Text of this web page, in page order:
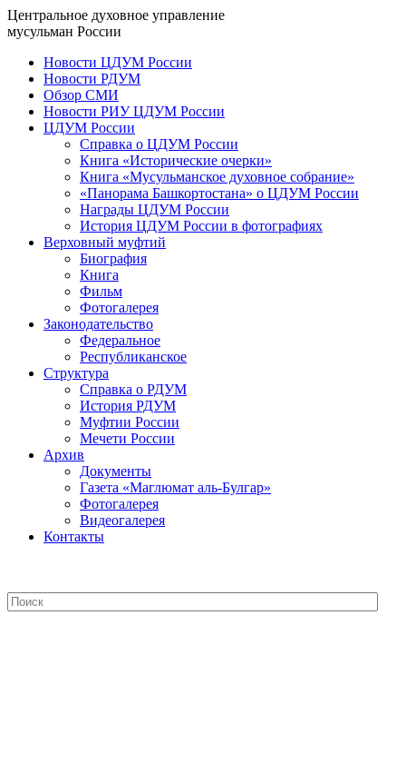
Центральное духовное управление
мусульман России
Новости ЦДУМ России
Новости РДУМ
Обзор СМИ
Новости РИУ ЦДУМ России
ЦДУМ России
Справка о ЦДУМ России
Книга «Исторические очерки»
Книга «Мусульманское духовное собрание»
«Панорама Башкортостана» о ЦДУМ России
Награды ЦДУМ России
История ЦДУМ России в фотографиях
Верховный муфтий
Биография
Книга
Фильм
Фотогалерея
Законодательство
Федеральное
Республиканское
Структура
Справка о РДУМ
История РДУМ
Муфтии России
Мечети России
Архив
Документы
Газета «Маглюмат аль-Булгар»
Фотогалерея
Видеогалерея
Контакты